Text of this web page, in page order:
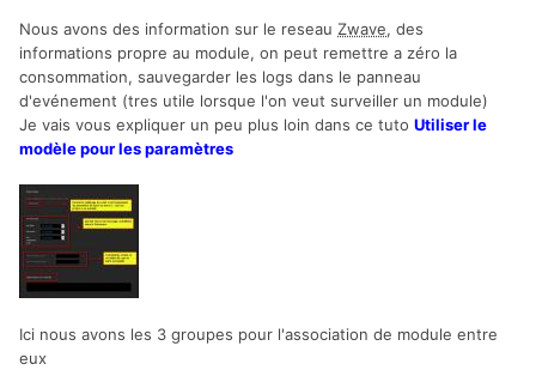
Nous avons des information sur le reseau Zwave, des
informations propre au module, on peut remettre a zéro la
consommation, sauvegarder les logs dans le panneau
d'evénement (tres utile lorsque l'on veut surveiller un module)
Je vais vous expliquer un peu plus loin dans ce tuto Utiliser le
modèle pour les paramètres
Ici nous avons les 3 groupes pour l'association de module entre
eux